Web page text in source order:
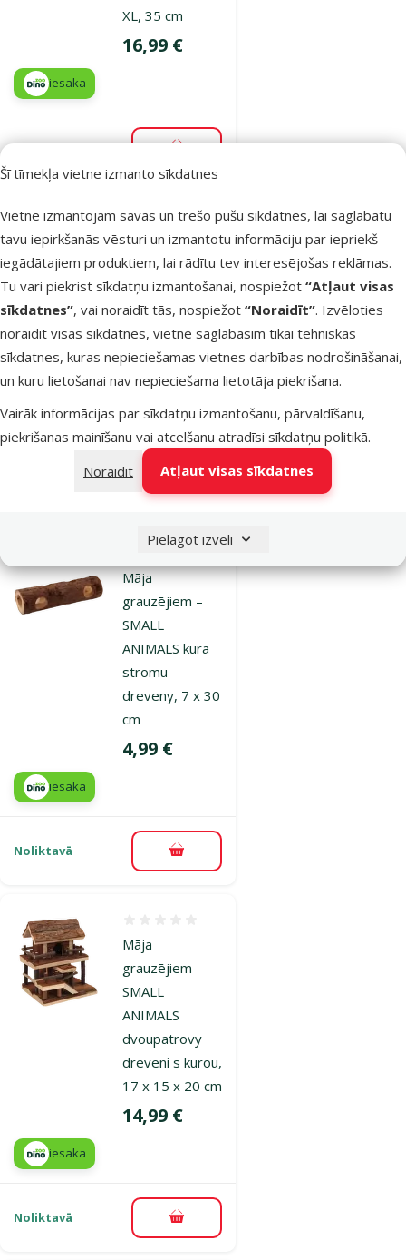
Šī tīmekļa vietne izmanto sīkdatnes
Vietnē izmantojam savas un trešo pušu sīkdatnes, lai saglabātu
tavu iepirkšanās vēsturi un izmantotu informāciju par iepriekš
iegādātajiem produktiem, lai rādītu tev interesējošas reklāmas.
Tu vari piekrist sīkdatņu izmantošanai, nospiežot “Atļaut visas
sīkdatnes”, vai noraidīt tās, nospiežot “Noraidīt”. Izvēloties
noraidīt visas sīkdatnes, vietnē saglabāsim tikai tehniskās
sīkdatnes, kuras nepieciešamas vietnes darbības nodrošināšanai,
un kuru lietošanai nav nepieciešama lietotāja piekrišana.
Vairāk informācijas par sīkdatņu izmantošanu, pārvaldīšanu,
piekrišanas mainīšanu vai atcelšanu atradīsi sīkdatņu politikā.
Noraidīt
Atļaut visas sīkdatnes
Pielāgot izvēli
XL, 35 cm
Cena
16,99 €
iesaka
Noliktavā
Trepes
grauzēju būrim
– SMALL
ANIMALS, 55 x
7 cm
Atsauksmes 0%
Oriģinālā cena
3,99 €
Cena
2,98 €
Atlaide
-25 %
Izdevīgi 🛍️ iesaka
Pievienot grozam
Māja
grauzējiem –
SMALL
ANIMALS kura
stromu
dreveny, 7 x 30
cm
Cena
4,99 €
iesaka
Noliktavā Pievienot grozam
Māja
grauzējiem –
SMALL
ANIMALS
dvoupatrovy
dreveni s kurou,
17 x 15 x 20 cm
Cena
14,99 €
iesaka
Noliktavā Pievienot grozam